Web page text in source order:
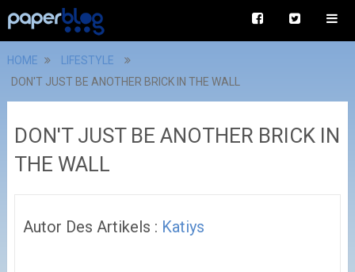
HOME
LIFESTYLE
DON'T JUST BE ANOTHER BRICK IN THE WALL
DON'T JUST BE ANOTHER BRICK IN
THE WALL
Autor Des Artikels : Katiys